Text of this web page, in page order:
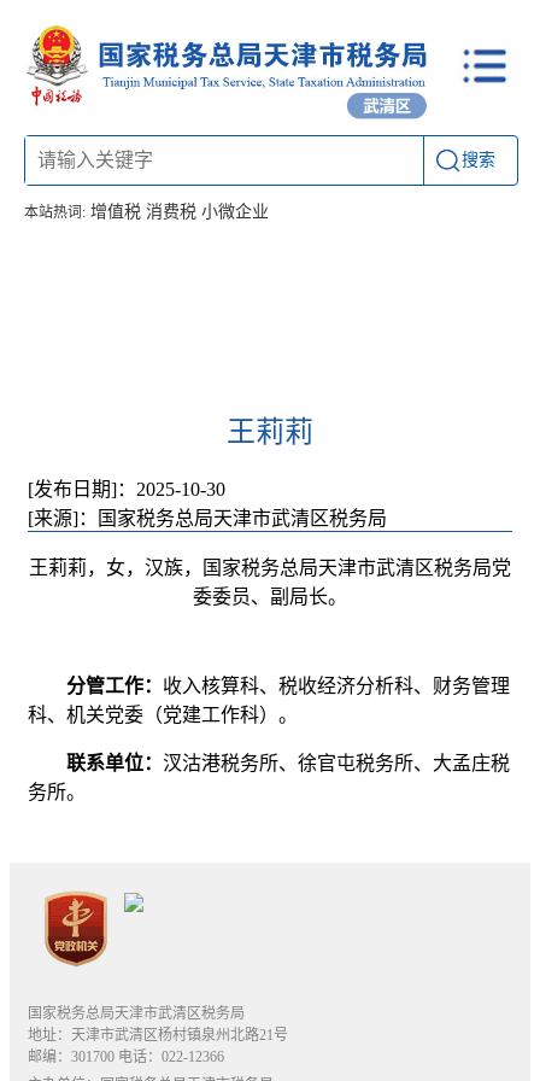
搜索
本站热词: 增值税 消费税 小微企业
王莉莉
[发布日期]：2025-10-30
[来源]：国家税务总局天津市武清区税务局
王莉莉，女，汉族，国家税务总局天津市武清区税务局党
委委员、副局长。
分管工作： 收入核算科、税收经济分析科、财务管理
科、机关党委（党建工作科）。
联系单位：汊沽港税务所、徐官屯税务所、大孟庄税
务所。
国家税务总局天津市武清区税务局
地址：天津市武清区杨村镇泉州北路21号
邮编：301700 电话：022-12366